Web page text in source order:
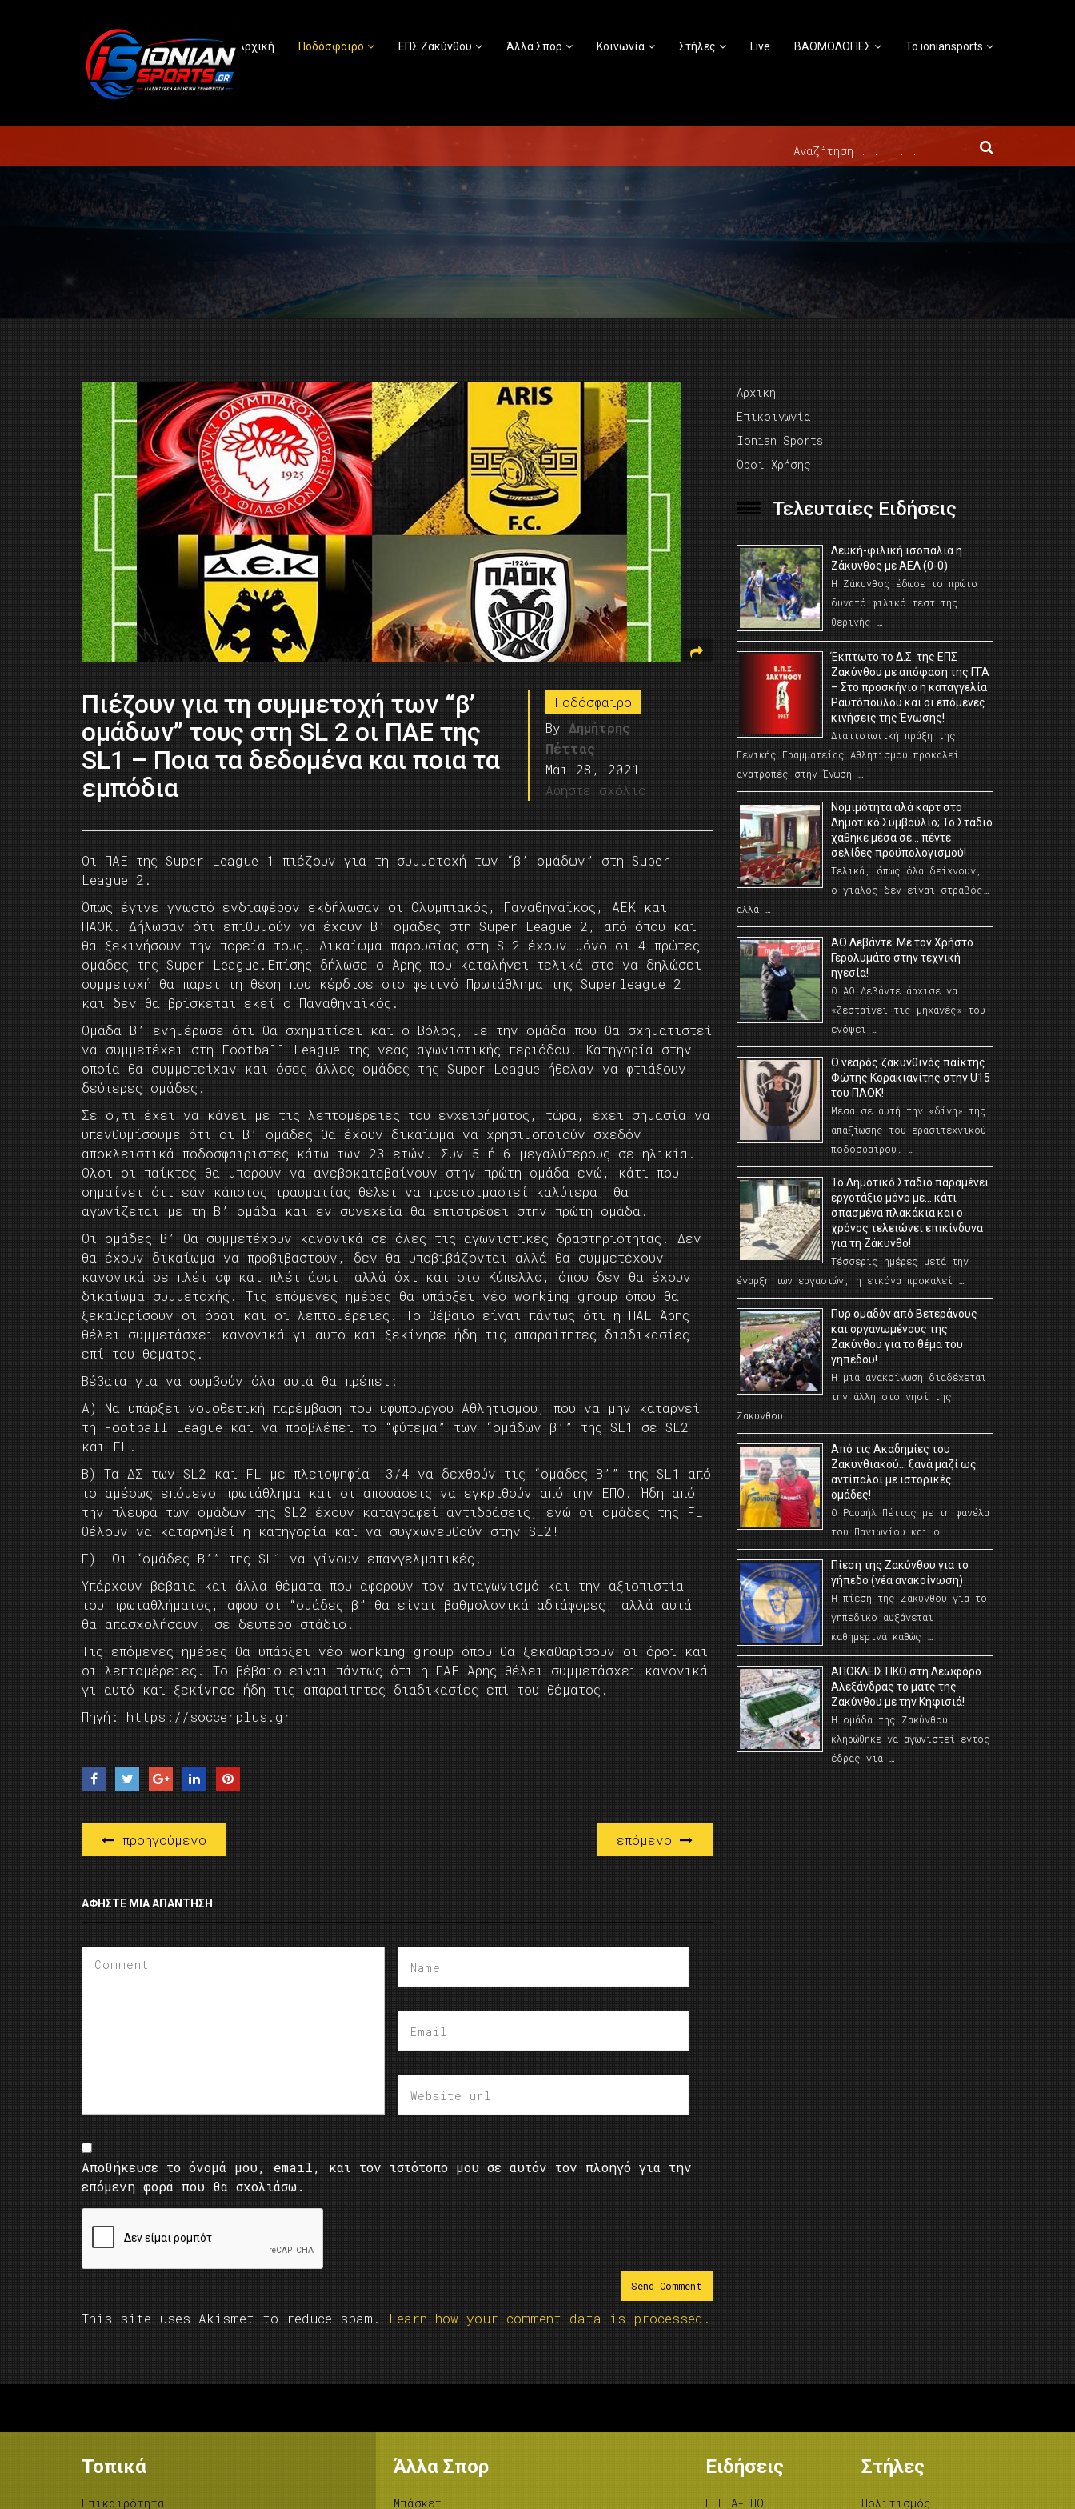
Αρχική Ποδόσφαιρο ΕΠΣ Ζακύνθου Άλλα Σπορ Κοινωνία Στήλες Live ΒΑΘΜΟΛΟΓΙΕΣ Το ioniansports
Πιέζουν για τη συμμετοχή των “β’
ομάδων” τους στη SL 2 οι ΠΑΕ της
SL1 – Ποια τα δεδομένα και ποια τα
εμπόδια
Ποδόσφαιρο
By Δημήτρης
Πέττας
Μάι 28, 2021
Αφήστε σχόλιο
Οι ΠΑΕ της Super League 1 πιέζουν για τη συμμετοχή των “β’ ομάδων” στη Super
League 2.
Όπως έγινε γνωστό ενδιαφέρον εκδήλωσαν οι Ολυμπιακός, Παναθηναϊκός, ΑΕΚ και
ΠΑΟΚ. Δήλωσαν ότι επιθυμούν να έχουν Β’ ομάδες στη Super League 2, από όπου και
θα ξεκινήσουν την πορεία τους. Δικαίωμα παρουσίας στη SL2 έχουν μόνο οι 4 πρώτες
ομάδες της Super League.Επίσης δήλωσε ο Άρης που καταλήγει τελικά στο να δηλώσει
συμμετοχή θα πάρει τη θέση που κέρδισε στο φετινό Πρωτάθλημα της Superleague 2,
και δεν θα βρίσκεται εκεί ο Παναθηναϊκός.
Ομάδα Β’ ενημέρωσε ότι θα σχηματίσει και ο Βόλος, με την ομάδα που θα σχηματιστεί
να συμμετέχει στη Football League της νέας αγωνιστικής περιόδου. Κατηγορία στην
οποία θα συμμετείχαν και όσες άλλες ομάδες της Super League ήθελαν να φτιάξουν
δεύτερες ομάδες.
Σε ό,τι έχει να κάνει με τις λεπτομέρειες του εγχειρήματος, τώρα, έχει σημασία να
υπενθυμίσουμε ότι οι Β’ ομάδες θα έχουν δικαίωμα να χρησιμοποιούν σχεδόν
αποκλειστικά ποδοσφαιριστές κάτω των 23 ετών. Συν 5 ή 6 μεγαλύτερους σε ηλικία.
Ολοι οι παίκτες θα μπορούν να ανεβοκατεβαίνουν στην πρώτη ομάδα ενώ, κάτι που
σημαίνει ότι εάν κάποιος τραυματίας θέλει να προετοιμαστεί καλύτερα, θα
αγωνίζεται με τη Β’ ομάδα και εν συνεχεία θα επιστρέφει στην πρώτη ομάδα.
Οι ομάδες Β’ θα συμμετέχουν κανονικά σε όλες τις αγωνιστικές δραστηριότητας. Δεν
θα έχουν δικαίωμα να προβιβαστούν, δεν θα υποβιβάζονται αλλά θα συμμετέχουν
κανονικά σε πλέι οφ και πλέι άουτ, αλλά όχι και στο Κύπελλο, όπου δεν θα έχουν
δικαίωμα συμμετοχής. Τις επόμενες ημέρες θα υπάρξει νέο working group όπου θα
ξεκαθαρίσουν οι όροι και οι λεπτομέρειες. Το βέβαιο είναι πάντως ότι η ΠΑΕ Άρης
θέλει συμμετάσχει κανονικά γι αυτό και ξεκίνησε ήδη τις απαραίτητες διαδικασίες
επί του θέματος.
Βέβαια για να συμβούν όλα αυτά θα πρέπει:
Α) Να υπάρξει νομοθετική παρέμβαση του υφυπουργού Αθλητισμού, που να μην καταργεί
τη Football League και να προβλέπει το “φύτεμα” των “ομάδων β’” της SL1 σε SL2
και FL.
B) Tα ΔΣ των SL2 και FL με πλειοψηφία 3/4 να δεχθούν τις “ομάδες Β’” της SL1 από
το αμέσως επόμενο πρωτάθλημα και οι αποφάσεις να εγκριθούν από την ΕΠΟ. Ήδη από
την πλευρά των ομάδων της SL2 έχουν καταγραφεί αντιδράσεις, ενώ οι ομάδες της FL
θέλουν να καταργηθεί η κατηγορία και να συγχωνευθούν στην SL2!
Γ) Oι “ομάδες Β’” της SL1 να γίνουν επαγγελματικές.
Υπάρχουν βέβαια και άλλα θέματα που αφορούν τον ανταγωνισμό και την αξιοπιστία
του πρωταθλήματος, αφού οι “ομάδες β” θα είναι βαθμολογικά αδιάφορες, αλλά αυτά
θα απασχολήσουν, σε δεύτερο στάδιο.
Τις επόμενες ημέρες θα υπάρξει νέο working group όπου θα ξεκαθαρίσουν οι όροι και
οι λεπτομέρειες. Το βέβαιο είναι πάντως ότι η ΠΑΕ Άρης θέλει συμμετάσχει κανονικά
γι αυτό και ξεκίνησε ήδη τις απαραίτητες διαδικασίες επί του θέματος.
Πηγή: https://soccerplus.gr
προηγούμενο επόμενο
ΑΦΉΣΤΕ ΜΙΑ ΑΠΆΝΤΗΣΗ
Αποθήκευσε το όνομά μου, email, και τον ιστότοπο μου σε αυτόν τον πλοηγό για την
επόμενη φορά που θα σχολιάσω.
This site uses Akismet to reduce spam. Learn how your comment data is processed.
Αρχική
Επικοινωνία
Ionian Sports
Όροι Χρήσης
Τελευταίες Ειδήσεις
Λευκή-φιλική ισοπαλία η
Ζάκυνθος με ΑΕΛ (0-0)
Η Ζάκυνθος έδωσε το πρώτο
δυνατό φιλικό τεστ της
θερινής …
Έκπτωτο το Δ.Σ. της ΕΠΣ
Ζακύνθου με απόφαση της ΓΓΑ
– Στο προσκήνιο η καταγγελία
Ραυτόπουλου και οι επόμενες
κινήσεις της Ένωσης!
Διαπιστωτική πράξη της
Γενικής Γραμματείας Αθλητισμού προκαλεί
ανατροπές στην Ένωση …
Νομιμότητα αλά καρτ στο
Δημοτικό Συμβούλιο; Το Στάδιο
χάθηκε μέσα σε… πέντε
σελίδες προϋπολογισμού!
Τελικά, όπως όλα δείχνουν,
ο γιαλός δεν είναι στραβός…
αλλά …
ΑΟ Λεβάντε: Με τον Χρήστο
Γερολυμάτο στην τεχνική
ηγεσία!
Ο ΑΟ Λεβάντε άρχισε να
«ζεσταίνει τις μηχανές» του
ενόψει …
O νεαρός ζακυνθινός παίκτης
Φώτης Κορακιανίτης στην U15
του ΠΑΟΚ!
Μέσα σε αυτή την «δίνη» της
απαξίωσης του ερασιτεχνικού
ποδοσφαίρου. …
Το Δημοτικό Στάδιο παραμένει
εργοτάξιο μόνο με… κάτι
σπασμένα πλακάκια και ο
χρόνος τελειώνει επικίνδυνα
για τη Ζάκυνθο!
Τέσσερις ημέρες μετά την
έναρξη των εργασιών, η εικόνα προκαλεί …
Πυρ ομαδόν από Βετεράνους
και οργανωμένους της
Ζακύνθου για το θέμα του
γηπέδου!
Η μια ανακοίνωση διαδέχεται
την άλλη στο νησί της
Ζακύνθου …
Από τις Ακαδημίες του
Ζακυνθιακού… ξανά μαζί ως
αντίπαλοι με ιστορικές
ομάδες!
Ο Ραφαήλ Πέττας με τη φανέλα
του Πανιωνίου και ο …
Πίεση της Ζακύνθου για το
γήπεδο (νέα ανακοίνωση)
Η πίεση της Ζακύνθου για το
γηπεδικο αυξάνεται
καθημερινά καθώς …
AΠΟΚΛΕΙΣΤΙΚΟ στη Λεωφόρο
Αλεξάνδρας το ματς της
Ζακύνθου με την Κηφισιά!
Η ομάδα της Ζακύνθου
κληρώθηκε να αγωνιστεί εντός
έδρας για …
Τοπικά
Επικαιρότητα
Άλλα Σπορ
Μπάσκετ
Ειδήσεις
Γ.Γ.Α-ΕΠΟ
Στήλες
Πολιτισμός